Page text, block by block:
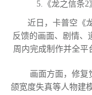
5.《龙之信条2》
近日，卡普空《龙
反馈的画面、剧情、
周内完成制作并全平
画面方面，修复觉
颌宽度失真等人物建